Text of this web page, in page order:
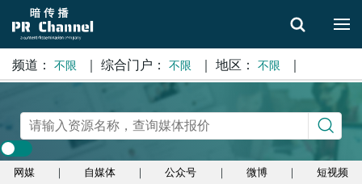
搜索
频道： 不限 综合门户： 不限 地区： 不限
网媒 ｜ 自媒体 ｜ 公众号 ｜ 微博 ｜ 短视频